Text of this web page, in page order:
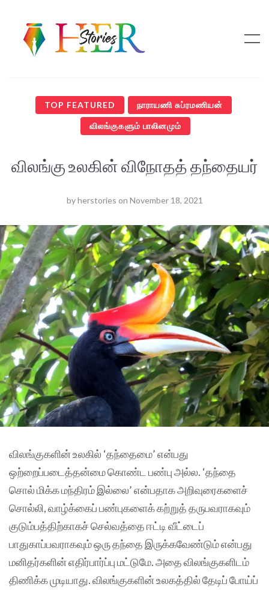
TOP FEATURED நாராயணி சுப்ரமணியன்
விலங்குகளும் பாலினமும்
விலங்கு உலகின் விநோதத் தந்தையர்
byherstories on November 18, 2021
விலங்குகளின் உலகில் ‘தந்தைமை’ என்பது
ஒற்றைப்படைத்தன்மை கொண்ட பண்பு அல்ல. ‘தந்தை
சொல் மிக்க மந்திரம் இல்லை’ என்பதாக அறிவுரைகளைச்
சொல்லி, வாழ்க்கைப் பண்புகளைக் கற்றுத் தருபவராகவும்
குடும்பத்திற்காகச் செல்வத்தை ஈட்டி வீட்டைப்
பாதுகாப்பவராகவும் ஒரு தந்தை இருக்கவேண்டும் என்பது
மனிதர்களின் எதிர்பார்ப்பு மட்டுமே. அதை விலங்குகளிடம்
திணிக்க முடியாது. விலங்குகளின் உலகத்தில் தேடிப் போய்ப்